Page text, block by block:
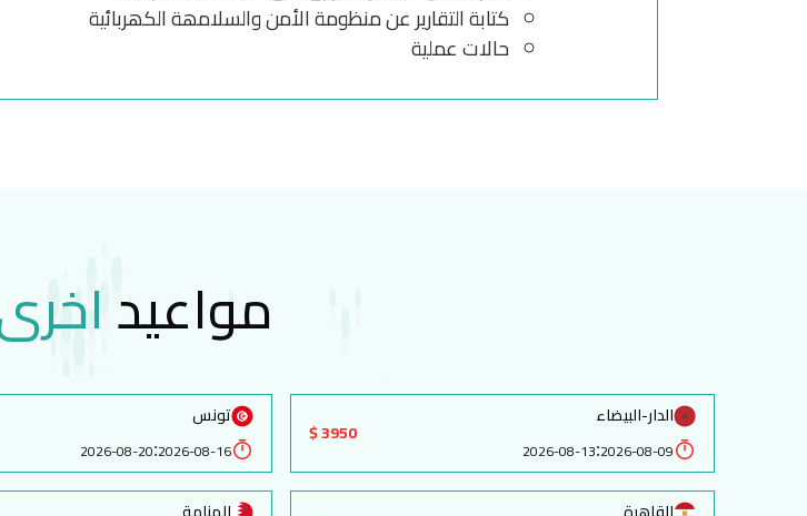
كتابة التقاریر عن منظومة الأمن والسلامھة الكھربائیة
حالات عملیة
مواعيد
الدار-البيضاء
2026-08-09
:
2026-08-13
3950 $
تونس
2026-08-16
:
2026-08-20